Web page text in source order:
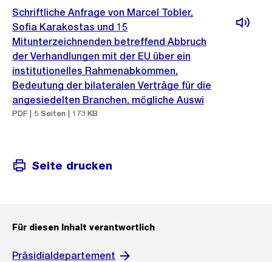
Schriftliche Anfrage von Marcel Tobler,
Sofia Karakostas und 15
Mitunterzeichnenden betreffend Abbruch
der Verhandlungen mit der EU über ein
institutionelles Rahmenabkommen,
Bedeutung der bilateralen Verträge für die
angesiedelten Branchen, mögliche Auswi
PDF | 5 Seiten | 173 KB
Seite drucken
Für diesen Inhalt verantwortlich
Präsidialdepartement